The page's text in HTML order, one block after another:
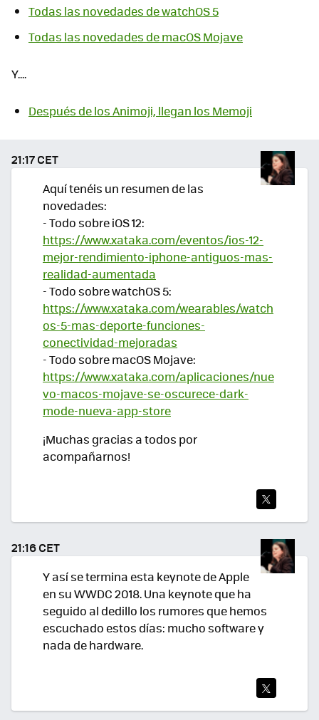
Todas las novedades de watchOS 5
Todas las novedades de macOS Mojave
Y....
Después de los Animoji, llegan los Memoji
21:17 CET
Aquí tenéis un resumen de las
novedades:
- Todo sobre iOS 12:
https://www.xataka.com/eventos/ios-12-
mejor-rendimiento-iphone-antiguos-mas-
realidad-aumentada
- Todo sobre watchOS 5:
https://www.xataka.com/wearables/watch
os-5-mas-deporte-funciones-
conectividad-mejoradas
- Todo sobre macOS Mojave:
https://www.xataka.com/aplicaciones/nue
vo-macos-mojave-se-oscurece-dark-
mode-nueva-app-store
¡Muchas gracias a todos por
acompañarnos!
TWI
TEA
R
21:16 CET
Y así se termina esta keynote de Apple
en su WWDC 2018. Una keynote que ha
seguido al dedillo los rumores que hemos
escuchado estos días: mucho software y
nada de hardware.
TWI